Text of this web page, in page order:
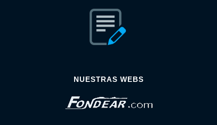
NUESTRAS WEBS